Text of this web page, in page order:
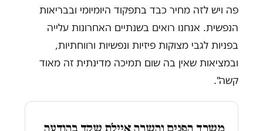
פה ויש לזה מחיר כבד בתפקוד היומיומי ובבריאות
הנפשית. אנחנו רואים בשנתיים האחרונות עלייה
בפניות לגבי מצוקות פיזיות ונפשיות ורווחתיות,
ובמציאות שאין בה שום תמיכה מדינתית זה מאוד
קשה".